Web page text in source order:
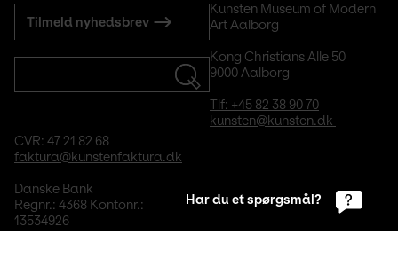
Kunsten Museum of Modern
Art Aalborg
Kong Christians Alle 50
9000 Aalborg
Tlf: +45 82 38 90 70
kunsten@kunsten.dk
CVR: 47 21 82 68
faktura@kunstenfaktura.dk
Danske Bank
Regnr.: 4368 Kontonr.:
13534926
Subscribe
Tilmeld nyhedsbrev
Har du et spørgsmål?